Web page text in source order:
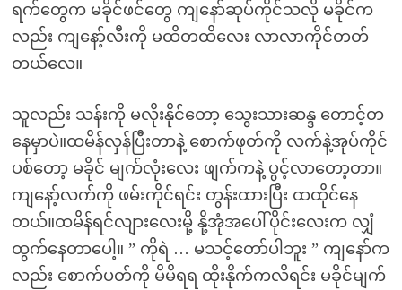
ရက်တွေက မခိုင်ဖင်တွေ ကျနော်ဆုပ်ကိုင်သလို မခိုင်က
လည်း ကျနော့်လီးကို မထိတထိလေး လာလာကိုင်တတ်
တယ်လေ။
သူလည်း သန်းကို မလိုးနိုင်တော့ သွေးသားဆန္ဒ တောင့်တ
နေမှာပဲ။ထမိန်လှန်ပြီးတာနဲ့ စောက်ဖုတ်ကို လက်နဲ့အုပ်ကိုင်
ပစ်တော့ မခိုင် မျက်လုံးလေး ဖျက်ကနဲ့ ပွင့်လာတော့တာ။
ကျနော့်လက်ကို ဖမ်းကိုင်ရင်း တွန်းထားပြီး ထထိုင်နေ
တယ်။ထမိန်ရင်လျားလေးမို့ နို့အုံအပေါ်ပိုင်းလေးက လျှံ
ထွက်နေတာပေါ့။ ” ကိုရဲ … မသင့်တော်ပါဘူး ” ကျနော်က
လည်း စောက်ပတ်ကို မိမိရရ ထိုးနိုက်ကလိရင်း မခိုင်မျက်